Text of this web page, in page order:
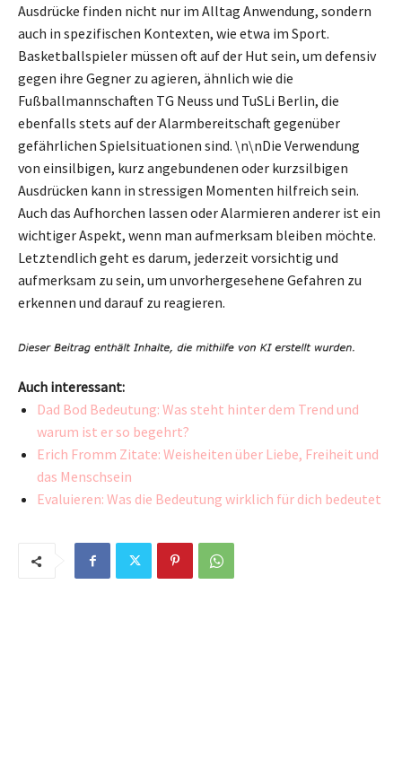
Ausdrücke finden nicht nur im Alltag Anwendung, sondern
auch in spezifischen Kontexten, wie etwa im Sport.
Basketballspieler müssen oft auf der Hut sein, um defensiv
gegen ihre Gegner zu agieren, ähnlich wie die
Fußballmannschaften TG Neuss und TuSLi Berlin, die
ebenfalls stets auf der Alarmbereitschaft gegenüber
gefährlichen Spielsituationen sind. \n\nDie Verwendung
von einsilbigen, kurz angebundenen oder kurzsilbigen
Ausdrücken kann in stressigen Momenten hilfreich sein.
Auch das Aufhorchen lassen oder Alarmieren anderer ist ein
wichtiger Aspekt, wenn man aufmerksam bleiben möchte.
Letztendlich geht es darum, jederzeit vorsichtig und
aufmerksam zu sein, um unvorhergesehene Gefahren zu
erkennen und darauf zu reagieren.
Auch interessant:
Dad Bod Bedeutung: Was steht hinter dem Trend und
warum ist er so begehrt?
Erich Fromm Zitate: Weisheiten über Liebe, Freiheit und
das Menschsein
Evaluieren: Was die Bedeutung wirklich für dich bedeutet